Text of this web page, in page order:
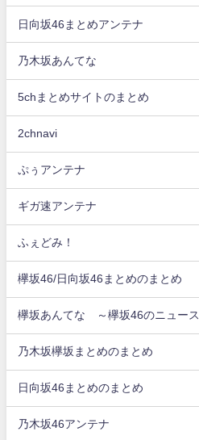
日向坂46まとめアンテナ
乃木坂あんてな
5chまとめサイトのまとめ
2chnavi
ぷぅアンテナ
ギガ速アンテナ
ふぇどみ！
欅坂46/日向坂46まとめのまとめ
欅坂あんてな ～欅坂46のニュース
乃木坂欅坂まとめのまとめ
日向坂46まとめのまとめ
乃木坂46アンテナ